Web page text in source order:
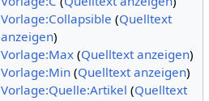
Vorlage:Collapsible (Quelltext
anzeigen)
Vorlage:Max(Quelltext anzeigen)
Vorlage:Min(Quelltext anzeigen)
Vorlage:Quelle:Artikel (Quelltext